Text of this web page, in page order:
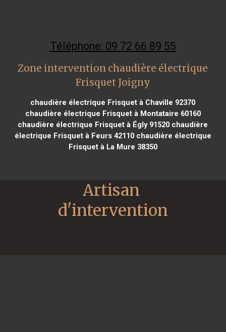
Téléphone: 09 72 66 89 55
Zone intervention chaudière électrique
Frisquet Joigny
chaudière électrique Frisquet à Chaville 92370
chaudière électrique Frisquet à Montataire 60160
chaudière électrique Frisquet à Égly 91520 chaudière
électrique Frisquet à Feurs 42110chaudière électrique
Frisquet à La Mure 38350
Artisan
d'intervention